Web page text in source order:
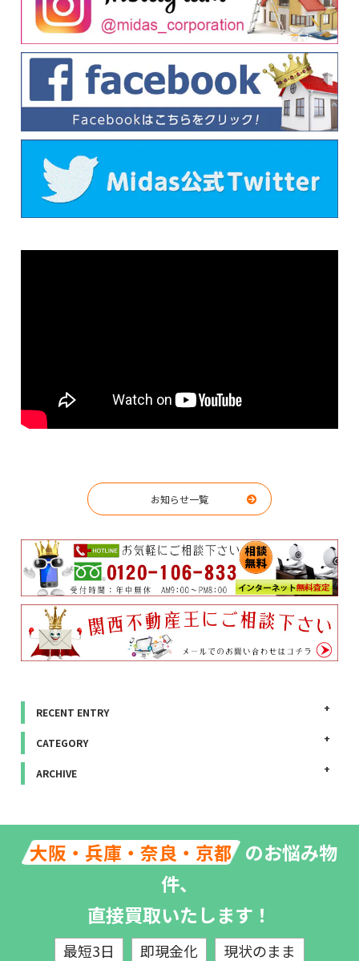
お知らせ一覧
RECENT ENTRY
CATEGORY
ARCHIVE
大阪・兵庫・奈良・京都 のお悩み物
件、
直接買取いたします！
最短3日 即現金化 現状のまま